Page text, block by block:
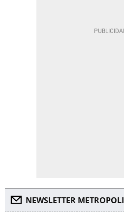
NEWSLETTER METROPOLI